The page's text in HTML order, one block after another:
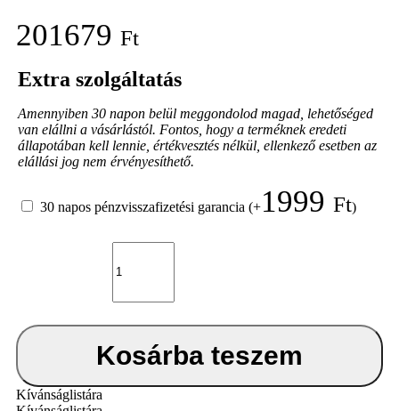
201679 Ft
Extra szolgáltatás
Amennyiben 30 napon belül meggondolod magad, lehetőséged
van elállni a vásárlástól. Fontos, hogy a terméknek eredeti
állapotában kell lennie, értékvesztés nélkül, ellenkező esetben az
elállási jog nem érvényesíthető.
30 napos pénzvisszafizetési garancia (+1999 Ft)
Evoluna
i-
2021
Beet
Red
Kosárba teszem
Kívánságlistára